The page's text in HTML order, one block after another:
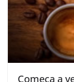
Começa a